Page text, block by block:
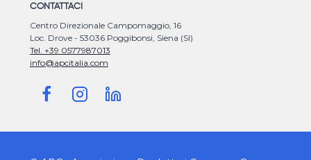
CONTATTACI
Centro Direzionale Campomaggio, 16
Loc. Drove - 53036 Poggibonsi, Siena (SI)
Tel. +39 0577987013
info@apcitalia.com